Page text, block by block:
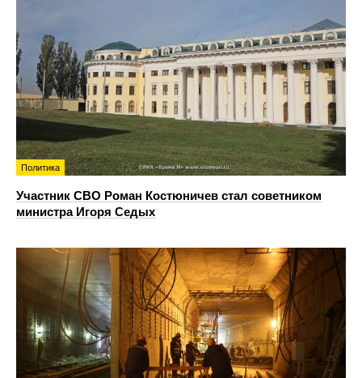
Политика
Участник СВО Роман Костюничев стал советником
министра Игоря Седых